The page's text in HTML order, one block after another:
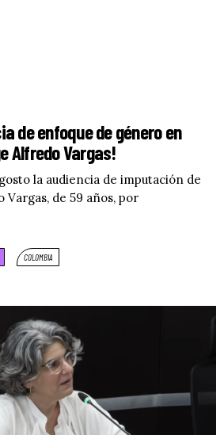
de enfoque de género en
Alfredo Vargas!
la audiencia de imputación de
Vargas, de 59 años, por
COLOMBIA